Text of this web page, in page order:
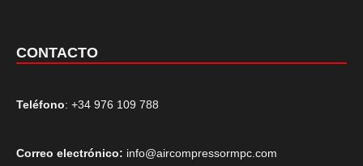
CONTACTO
Teléfono: +34 976 109 788
Correo electrónico: info@aircompressormpc.com